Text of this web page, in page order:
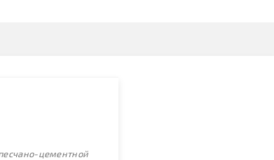
цементной